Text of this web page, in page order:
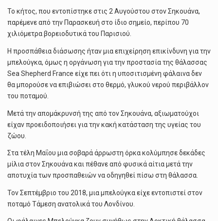
Το κήτος, που εντοπίστηκε στις 2 Αυγούστου στον Σηκουάνα,
παρέμενε από την Παρασκευή στο ίδιο σημείο, περίπου 70
χιλιόμετρα βορειοδυτικά του Παρισιού.
Η προσπάθεια διάσωσης ήταν μια επιχείρηση επικίνδυνη για την
μπελούγκα, όμως η οργάνωση για την προστασία της θάλασσας
Sea Shepherd France είχε πει ότι η υποσιτισμένη φάλαινα δεν
θα μπορούσε να επιβιώσει στο θερμό, γλυκού νερού περιβάλλον
του ποταμού.
Μετά την απομάκρυνσή της από τον Σηκουάνα, αξιωματούχοι
είχαν προειδοποιήσει για την κακή κατάσταση της υγείας του
ζώου.
Στα τέλη Μαΐου μια σοβαρά άρρωστη όρκα κολύμπησε δεκάδες
μίλια στον Σηκουάνα και πέθανε από φυσικά αίτια μετά την
αποτυχία των προσπαθειών να οδηγηθεί πίσω στη θάλασσα.
Τον Σεπτέμβριο του 2018, μια μπελούγκα είχε εντοπιστεί στον
ποταμό Τάμεση ανατολικά του Λονδίνου.